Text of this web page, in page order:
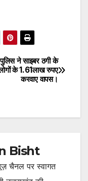
ने साइबर ठगी के
के 1.61लाख रुपए
करवाए वापस।
Bisht
चैनल पर स्वागत